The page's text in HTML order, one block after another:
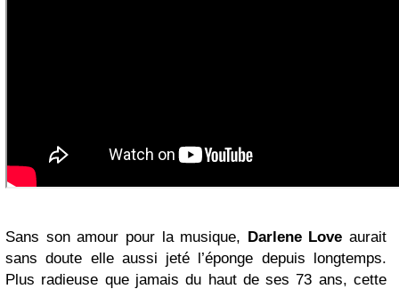
Sans son amour pour la musique, Darlene Love aurait
sans doute elle aussi jeté l’éponge depuis longtemps.
Plus radieuse que jamais du haut de ses 73 ans, cette